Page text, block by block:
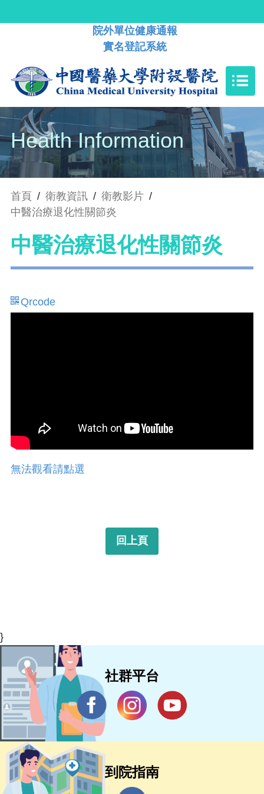
院外單位健康通報
實名登記系統
Health Information
首頁 / 衛教資訊 / 衛教影片 /
中醫治療退化性關節炎
中醫治療退化性關節炎
Qrcode
無法觀看請點選
回上頁
}
社群平台
到院指南